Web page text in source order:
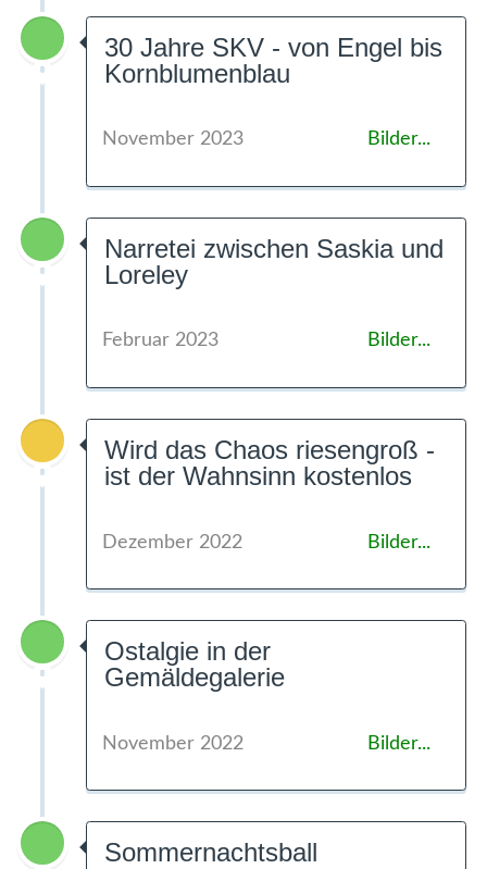
30 Jahre SKV - von Engel bis
Kornblumenblau
Bilder...
November 2023
Narretei zwischen Saskia und
Loreley
Bilder...
Februar 2023
Wird das Chaos riesengroß -
ist der Wahnsinn kostenlos
Bilder...
Dezember 2022
Ostalgie in der
Gemäldegalerie
Bilder...
November 2022
Sommernachtsball